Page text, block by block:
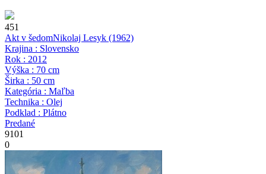
451
Akt v šedomNikolaj Lesyk (1962)
Krajina : Slovensko
Rok : 2012
Výška : 70 cm
Širka : 50 cm
Kategória : Maľba
Technika : Olej
Podklad : Plátno
Predané
9101
0